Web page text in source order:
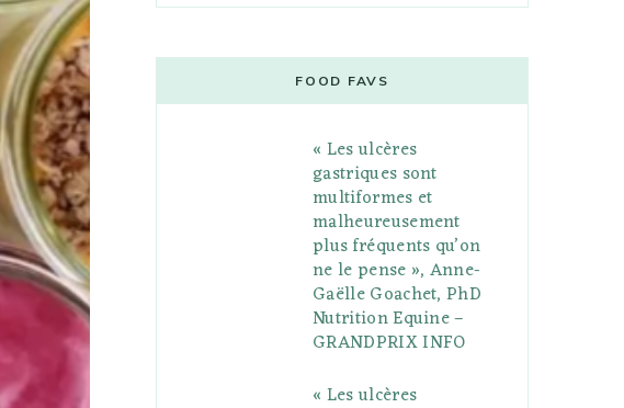
b
t
g
l
e
P
u
s
t
a
g
r
a
e
r
e
s
o
l
FOOD FAVS
« Les ulcères
gastriques sont
multiformes et
malheureusement
plus fréquents qu’on
ne le pense », Anne-
Gaëlle Goachet, PhD
Nutrition Equine –
GRANDPRIX INFO
« Les ulcères